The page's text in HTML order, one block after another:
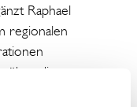
Raphael
regionalen
über diese